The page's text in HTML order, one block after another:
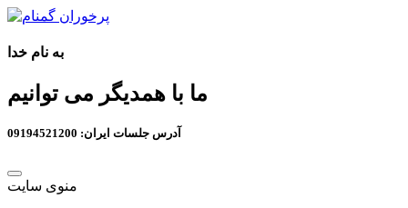
به نام خدا
ما با همدیگر می توانیم
آدرس جلسات ایران: 09194521200
منوی سایت